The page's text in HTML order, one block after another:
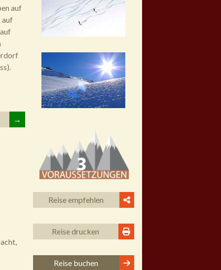
auf
auf
→
Reise empfehlen
Reise drucken
Reise buchen